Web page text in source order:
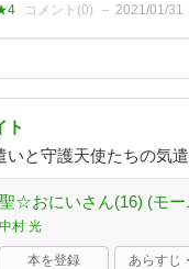
コメント(0) 2021/01/31
ト
と守護天使たちの気遣
聖☆おにいさん(16) (モー
中村 光
本を登録 あらすじ